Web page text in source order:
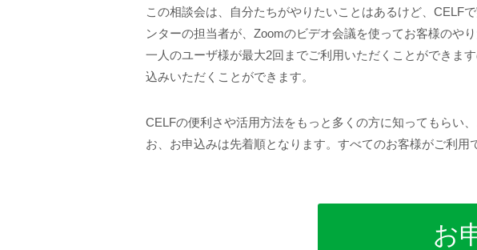
この相談会は、自分たちがやりたいことはあるけど、CELF
ンターの担当者が、Zoomのビデオ会議を使ってお客様のや
一人のユーザ様が最大2回までご利用いただくことができま
込みいただくことができます。
CELFの便利さや活用方法をもっと多くの方に知ってもらい
お、お申込みは先着順となります。すべてのお客様がご利用
お